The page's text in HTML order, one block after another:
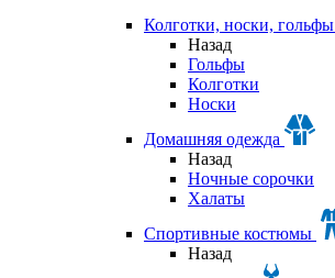
Колготки, носки, гольфы
Назад
Гольфы
Колготки
Носки
Домашняя одежда
Назад
Ночные сорочки
Халаты
Спортивные костюмы
Назад